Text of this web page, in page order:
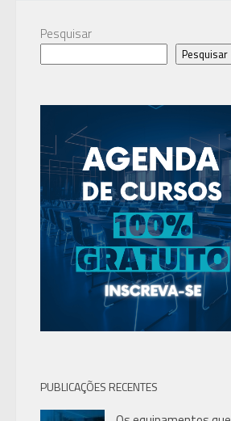
Pesquisar
Pesquisar
PUBLICAÇÕES RECENTES